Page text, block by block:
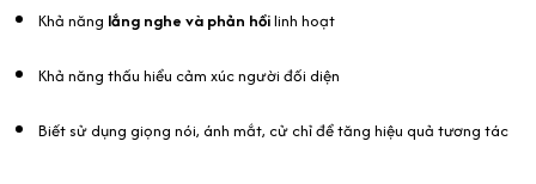
Khả năng lắng nghe và phản hồilinh hoạt
Khả năng thấu hiểu cảm xúc người đối diện
Biết sử dụng giọng nói, ánh mắt, cử chỉ để tăng hiệu quả tương tác